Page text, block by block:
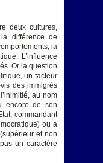
deux cultures,
différence de
la
L’influence
Or la question
un facteur
des immigrés
au nom
encore de son
commandant
ou à
et non
un caractère